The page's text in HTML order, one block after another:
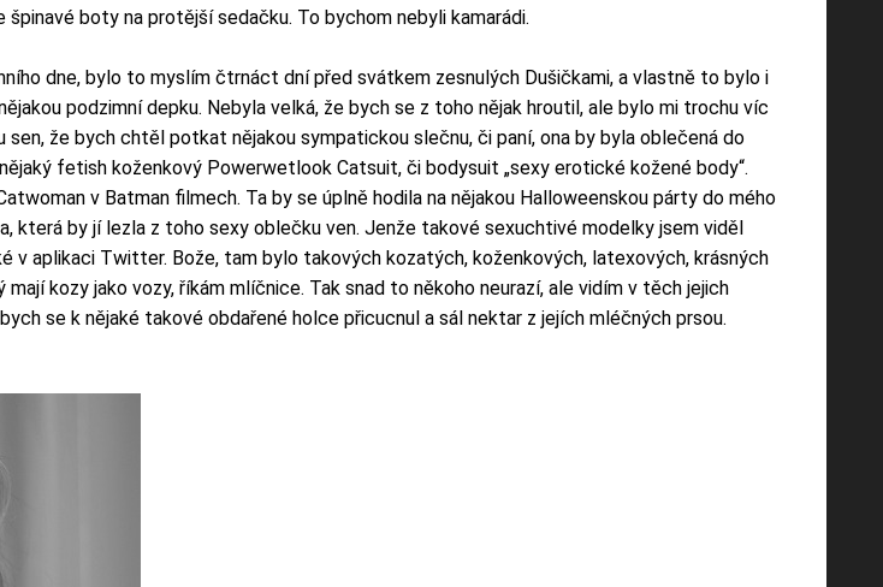
boty na protější sedačku. To bychom nebyli kamarádi.
dne, bylo to myslím čtrnáct dní před svátkem zesnulých Dušičkami, a vlastně to bylo i
podzimní depku. Nebyla velká, že bych se z toho nějak hroutil, ale bylo mi trochu víc
že bych chtěl potkat nějakou sympatickou slečnu, či paní, ona by byla oblečená do
fetish koženkový Powerwetlook Catsuit, či bodysuit „sexy erotické kožené body“.
v Batman filmech. Ta by se úplně hodila na nějakou Halloweenskou párty do mého
která by jí lezla z toho sexy oblečku ven. Jenže takové sexuchtivé modelky jsem viděl
v aplikaci Twitter. Bože, tam bylo takových kozatých, koženkových, latexových, krásných
kozy jako vozy, říkám mlíčnice. Tak snad to někoho neurazí, ale vidím v těch jejich
se k nějaké takové obdařené holce přicucnul a sál nektar z jejích mléčných prsou.